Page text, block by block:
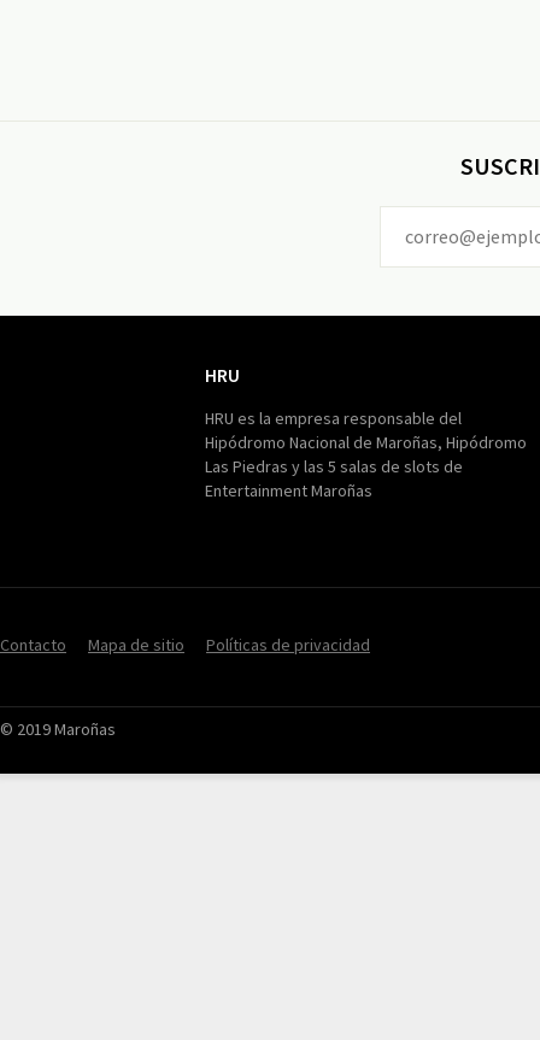
HRU
HRU es la empresa responsable del
Hipódromo Nacional de Maroñas, Hipódromo
Las Piedras y las 5 salas de slots de
Entertainment Maroñas
Contacto Mapa de sitio Políticas de privacidad
© 2019 Maroñas